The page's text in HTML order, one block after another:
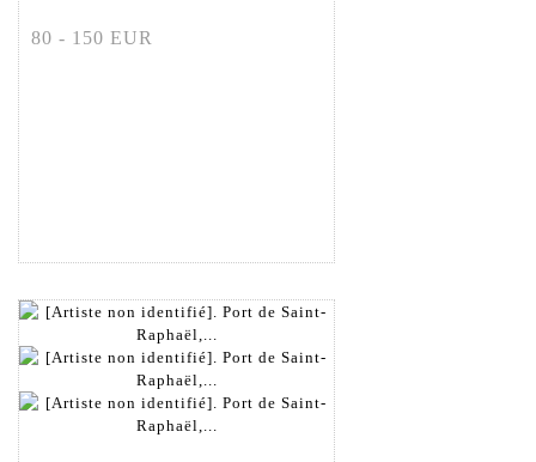
80 - 150 EUR